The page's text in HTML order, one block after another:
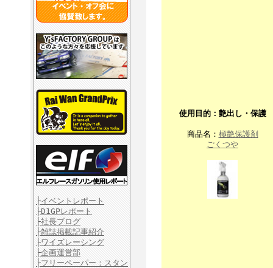
├イベントレポート
├D1GPレポート
├社長ブログ
├雑誌掲載記事紹介
├ワイズレーシング
├企画運営部
├フリーペーパー：スタン
使用目的：艶出し・保護
商品名： 極艶保護剤
ごくつや